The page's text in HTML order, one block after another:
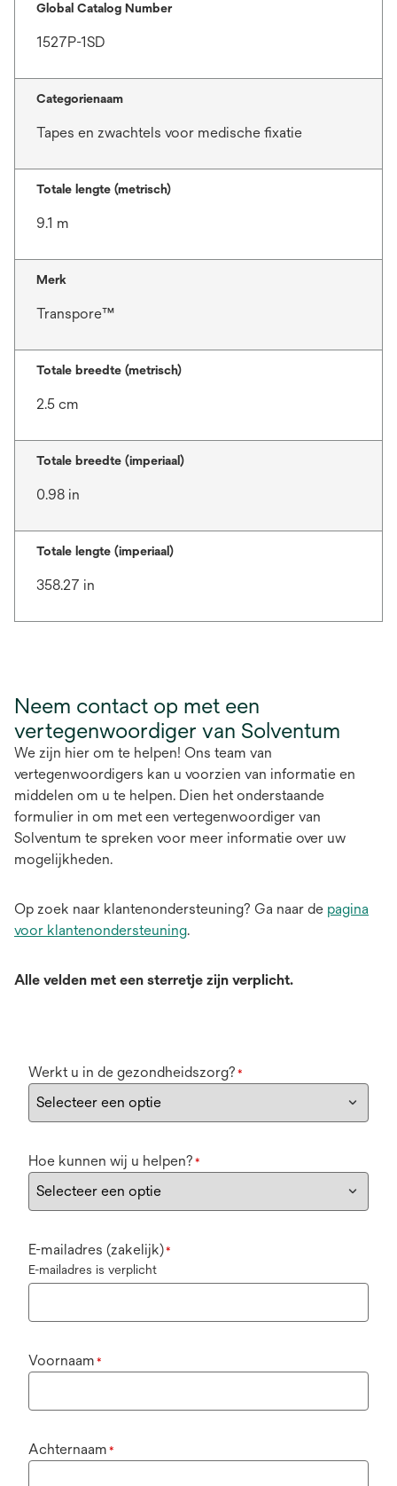
Global Catalog Number
1527P-1SD
Categorienaam
Tapes en zwachtels voor medische fixatie
Totale lengte (metrisch)
9.1 m
Merk
Transpore™
Totale breedte (metrisch)
2.5 cm
Totale breedte (imperiaal)
0.98 in
Totale lengte (imperiaal)
358.27 in
Neem contact op met een
vertegenwoordiger van Solventum
We zijn hier om te helpen! Ons team van
vertegenwoordigers kan u voorzien van informatie en
middelen om u te helpen. Dien het onderstaande
formulier in om met een vertegenwoordiger van
Solventum te spreken voor meer informatie over uw
mogelijkheden.
Op zoek naar klantenondersteuning? Ga naar de pagina
voor klantenondersteuning.
Alle velden met een sterretje zijn verplicht.
Werkt u in de gezondheidszorg? *
Hoe kunnen wij u helpen? *
E-mailadres (zakelijk)*
E-mailadres is verplicht
Voornaam *
Achternaam *